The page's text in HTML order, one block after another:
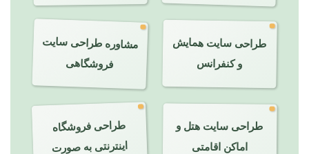
طراحی سایت همایش
و کنفرانس
مشاوره طراحی سایت
فروشگاهی
طراحی سایت هتل و
اماکن اقامتی
طراحی فروشگاه
اینترنتی به صورت